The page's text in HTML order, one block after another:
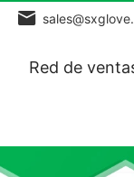
Red de